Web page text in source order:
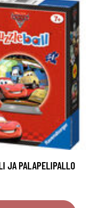
JA PALAPELIPALLO